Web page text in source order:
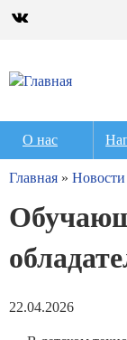
О нас
Главная » Новости
22.04.2026